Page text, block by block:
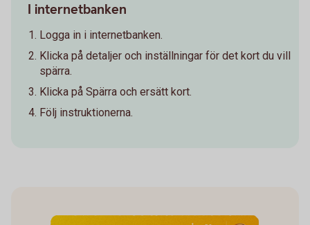
I internetbanken
Logga in i internetbanken.
Klicka på detaljer och inställningar för det kort du vill
spärra.
Klicka på Spärra och ersätt kort.
Följ instruktionerna.